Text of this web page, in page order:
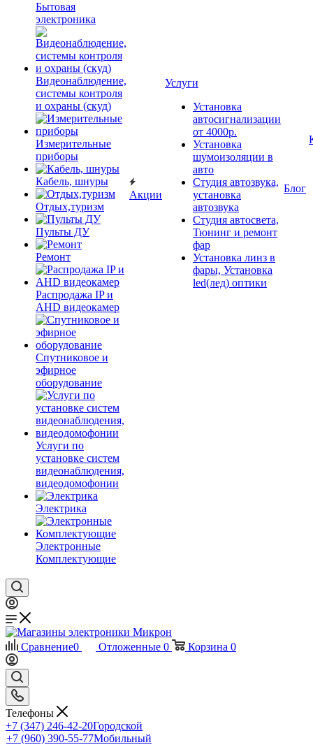
Бытовая
электроника
Видеонаблюдение,
системы контроля
и охраны (скуд)
Измерительные
приборы
Кабель, шнуры
Отдых,туризм
Пульты ДУ
Ремонт
Распродажа IP и
AHD видеокамер
Спутниковое и
эфирное
оборудование
Услуги по
установке систем
видеонаблюдения,
видеодомофонии
Электрика
Электронные
Комплектующие
Акции
Услуги
Установка
автосигнализации
от 4000р.
Установка
шумоизоляции в
авто
Студия автозвука,
установка
автозвука
Студия автосвета,
Тюнинг и ремонт
фар
Установка линз в
фары, Установка
led(лед) оптики
Блог
Сравнение0 Отложенные 0 Корзина 0
Телефоны
+7 (347) 246-42-20Городской
+7 (960) 390-55-77Мобильный